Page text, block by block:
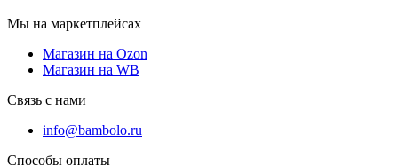
Мы на маркетплейсах
Магазин на Ozon
Магазин на WB
Связь с нами
info@bambolo.ru
Способы оплаты